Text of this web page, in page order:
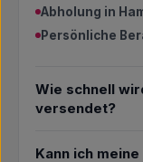
Abholung in
Persönliche
Wie schnell
versendet?
Kann ich